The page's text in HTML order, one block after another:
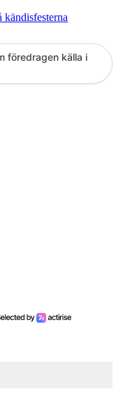
kändisfesterna
föredragen källa i